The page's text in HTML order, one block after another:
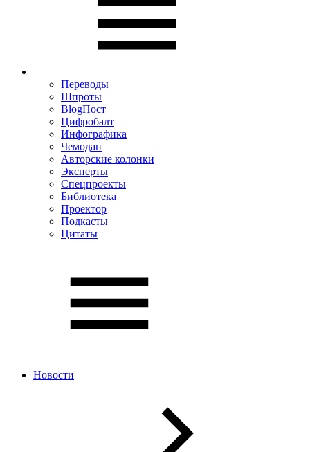
Переводы
Шпроты
BlogПост
Цифробалт
Инфографика
Чемодан
Авторские колонки
Эксперты
Спецпроекты
Библиотека
Проектор
Подкасты
Цитаты
Новости